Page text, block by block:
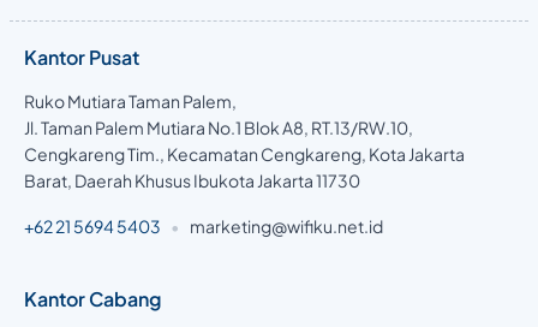
Kantor Pusat
Ruko Mutiara Taman Palem,
Jl. Taman Palem Mutiara No.1 Blok A8, RT.13/RW.10,
Cengkareng Tim., Kecamatan Cengkareng, Kota Jakarta
Barat, Daerah Khusus Ibukota Jakarta 11730
+62 21 5694 5403 • marketing@wifiku.net.id
Kantor Cabang